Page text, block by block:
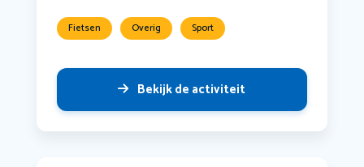
Fietsen Overig Sport
Bekijk de activiteit